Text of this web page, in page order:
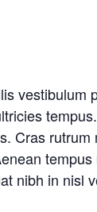
vestibulum
Cras
nibh in nisl